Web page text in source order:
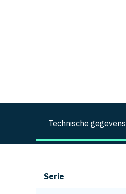
Technische gegevens
Serie